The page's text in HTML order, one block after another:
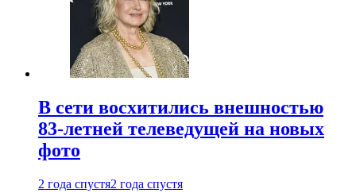
В сети восхитились внешностью
83-летней телеведущей на новых
фото
2 года спустя2 года спустя